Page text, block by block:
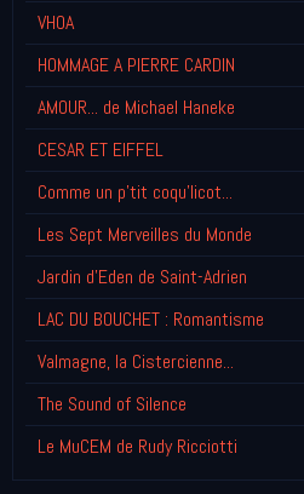
VHOA
HOMMAGE A PIERRE CARDIN
AMOUR... de Michael Haneke
CESAR ET EIFFEL
Comme un p'tit coqu'licot...
Les Sept Merveilles du Monde
Jardin d'Eden de Saint-Adrien
LAC DU BOUCHET : Romantisme
Valmagne, la Cistercienne...
The Sound of Silence
Le MuCEM de Rudy Ricciotti